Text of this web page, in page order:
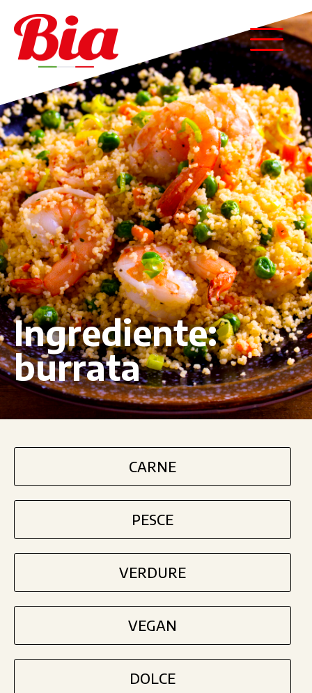
Ingrediente:
burrata
CARNE
PESCE
VERDURE
VEGAN
DOLCE